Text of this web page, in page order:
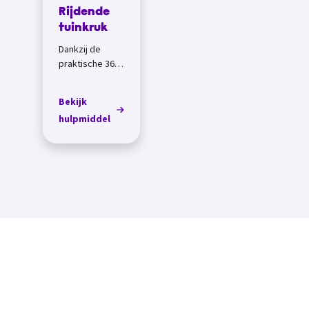
Rijdende
tuinkruk
Dankzij de
praktische 360
Bekijk
hulpmiddel